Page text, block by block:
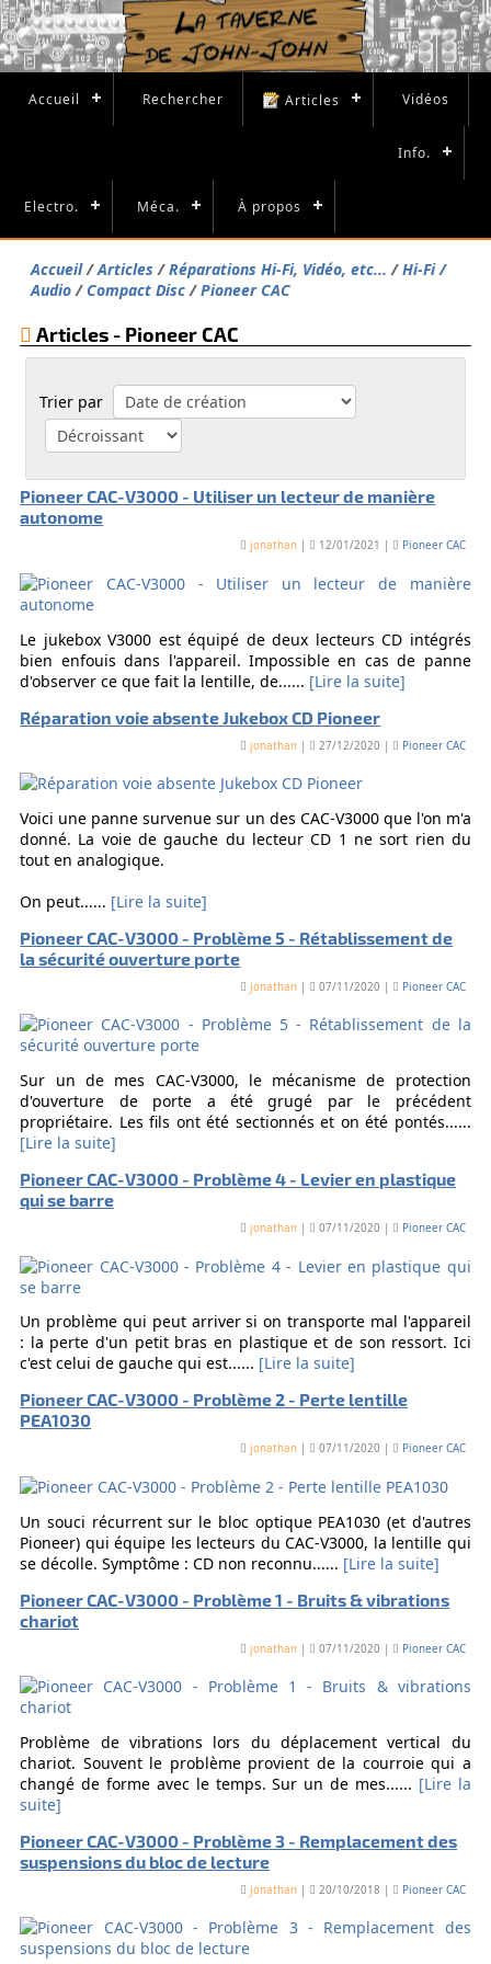
Accueil Rechercher Articles Vidéos
Info.
Electro. Méca. À propos
Accueil Articles Réparations Hi-Fi, Vidéo, etc...
Hi-Fi /
Audio
Compact Disc Pioneer CAC
Articles - Pioneer CAC
Trier par
Pioneer CAC-V3000 - Utiliser un lecteur de manière
autonome
jonathan| 12/01/2021 | Pioneer CAC
Le jukebox V3000 est équipé de deux lecteurs CD intégrés
bien enfouis dans l'appareil. Impossible en cas de panne
d'observer ce que fait la lentille, de...... [Lire la suite]
Réparation voie absente Jukebox CD Pioneer
jonathan| 27/12/2020 | Pioneer CAC
Voici une panne survenue sur un des CAC-V3000 que l'on m'a
donné. La voie de gauche du lecteur CD 1 ne sort rien du
tout en analogique.
On peut...... [Lire la suite]
Pioneer CAC-V3000 - Problème 5 - Rétablissement de
la sécurité ouverture porte
jonathan| 07/11/2020 | Pioneer CAC
Sur un de mes CAC-V3000, le mécanisme de protection
d'ouverture de porte a été grugé par le précédent
propriétaire. Les fils ont été sectionnés et on été pontés......
[Lire la suite]
Pioneer CAC-V3000 - Problème 4 - Levier en plastique
qui se barre
jonathan| 07/11/2020 | Pioneer CAC
Un problème qui peut arriver si on transporte mal l'appareil
: la perte d'un petit bras en plastique et de son ressort. Ici
c'est celui de gauche qui est...... [Lire la suite]
Pioneer CAC-V3000 - Problème 2 - Perte lentille
PEA1030
jonathan| 07/11/2020 | Pioneer CAC
Un souci récurrent sur le bloc optique PEA1030 (et d'autres
Pioneer) qui équipe les lecteurs du CAC-V3000, la lentille qui
se décolle. Symptôme : CD non reconnu...... [Lire la suite]
Pioneer CAC-V3000 - Problème 1 - Bruits & vibrations
chariot
jonathan| 07/11/2020 | Pioneer CAC
Problème de vibrations lors du déplacement vertical du
chariot. Souvent le problème provient de la courroie qui a
changé de forme avec le temps. Sur un de mes...... [Lire la
suite]
Pioneer CAC-V3000 - Problème 3 - Remplacement des
suspensions du bloc de lecture
jonathan| 20/10/2018 | Pioneer CAC